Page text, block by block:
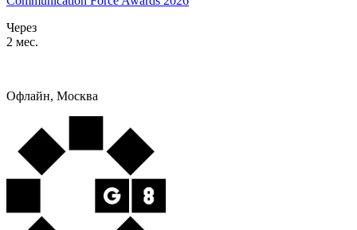
Через
2 мес.
Офлайн, Москва